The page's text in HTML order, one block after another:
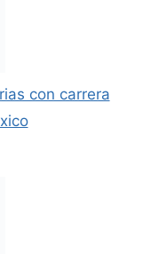
con carrera